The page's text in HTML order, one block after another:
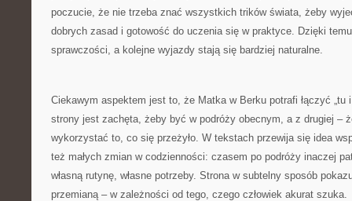
poczucie, że nie trzeba znać wszystkich trików świata, żeby
dobrych zasad i gotowość do uczenia się w praktyce. Dzięki
sprawczości, a kolejne wyjazdy stają się bardziej naturalne.
Ciekawym aspektem jest to, że Matka w Berku potrafi łączyć „tu i
strony jest zachęta, żeby być w podróży obecnym, a z drugiej –
wykorzystać to, co się przeżyło. W tekstach przewija się idea
też małych zmian w codzienności: czasem po podróży inaczej
własną rutynę, własne potrzeby. Strona w subtelny sposób
przemianą – w zależności od tego, czego człowiek akurat szuka.